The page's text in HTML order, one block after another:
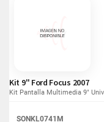
Kit 9" Ford Focus 2007
Kit Pantalla Multimedia 9"
SONKL0741M